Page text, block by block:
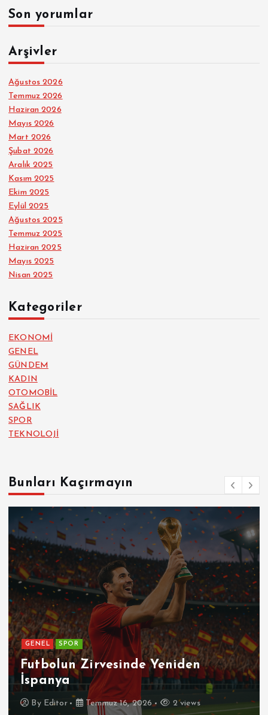
Son yorumlar
Arşivler
Ağustos 2026
Temmuz 2026
Haziran 2026
Mayıs 2026
Mart 2026
Şubat 2026
Aralık 2025
Kasım 2025
Ekim 2025
Eylül 2025
Ağustos 2025
Temmuz 2025
Haziran 2025
Mayıs 2025
Nisan 2025
Kategoriler
EKONOMİ
GENEL
GÜNDEM
KADIN
OTOMOBİL
SAĞLIK
SPOR
TEKNOLOJİ
Bunları Kaçırmayın
GENEL SPOR
Futbolun Zirvesinde Yeniden
İspanya
By Editor Temmuz 16, 2026 2 views